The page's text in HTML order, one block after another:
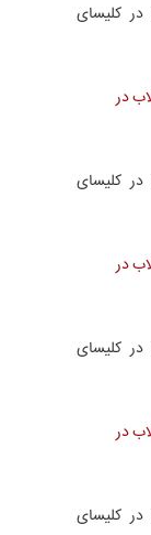
کلیسای
کلیسای
کلیسای
کلیسای